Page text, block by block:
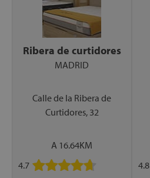
Ribera de curtidores
MADRID
Calle de la Ribera de
Curtidores, 32
A 16.64KM
4.7
4.8